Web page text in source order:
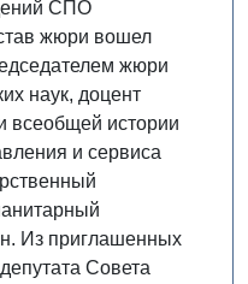
СПО
жюри вошел
жюри
наук, доцент
всеобщей истории
и сервиса
Из приглашенных
Совета